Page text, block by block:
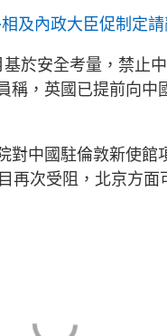
及內政大臣促制定
於安全考量，禁止
稱，英國已提前向中
對中國駐倫敦新使館
再次受阻，北京方面